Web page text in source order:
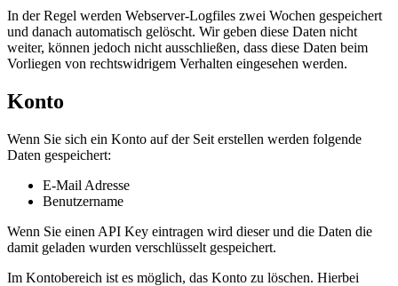
In der Regel werden Webserver-Logfiles zwei Wochen gespeichert
und danach automatisch gelöscht. Wir geben diese Daten nicht
weiter, können jedoch nicht ausschließen, dass diese Daten beim
Vorliegen von rechtswidrigem Verhalten eingesehen werden.
Konto
Wenn Sie sich ein Konto auf der Seit erstellen werden folgende
Daten gespeichert:
E-Mail Adresse
Benutzername
Wenn Sie einen API Key eintragen wird dieser und die Daten die
damit geladen wurden verschlüsselt gespeichert.
Im Kontobereich ist es möglich, das Konto zu löschen. Hierbei